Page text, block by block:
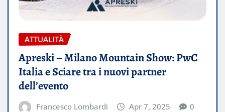
ATTUALITÀ
Apreski – Milano Mountain Show: PwC
Italia e Sciare tra i nuovi partner
dell’evento
Francesco Lombardi Apr 7, 2025 0